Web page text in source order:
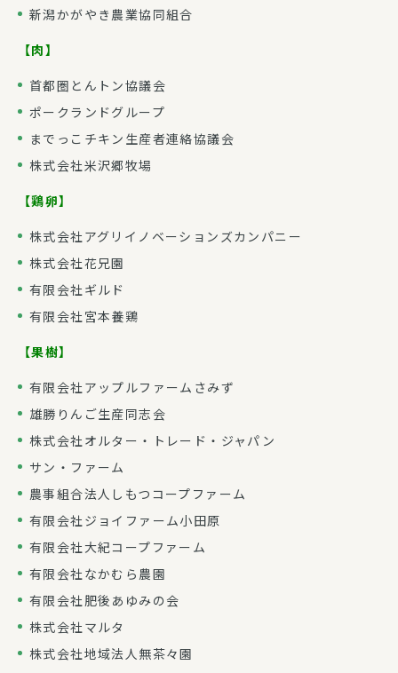
新潟かがやき農業協同組合
【肉】
首都圏とんトン協議会
ポークランドグループ
までっこチキン生産者連絡協議会
株式会社米沢郷牧場
【鶏卵】
株式会社アグリイノベーションズカンパニー
株式会社花兄園
有限会社ギルド
有限会社宮本養鶏
【果樹】
有限会社アップルファームさみず
雄勝りんご生産同志会
株式会社オルター・トレード・ジャパン
サン・ファーム
農事組合法人しもつコープファーム
有限会社ジョイファーム小田原
有限会社大紀コープファーム
有限会社なかむら農園
有限会社肥後あゆみの会
株式会社マルタ
株式会社地域法人無茶々園